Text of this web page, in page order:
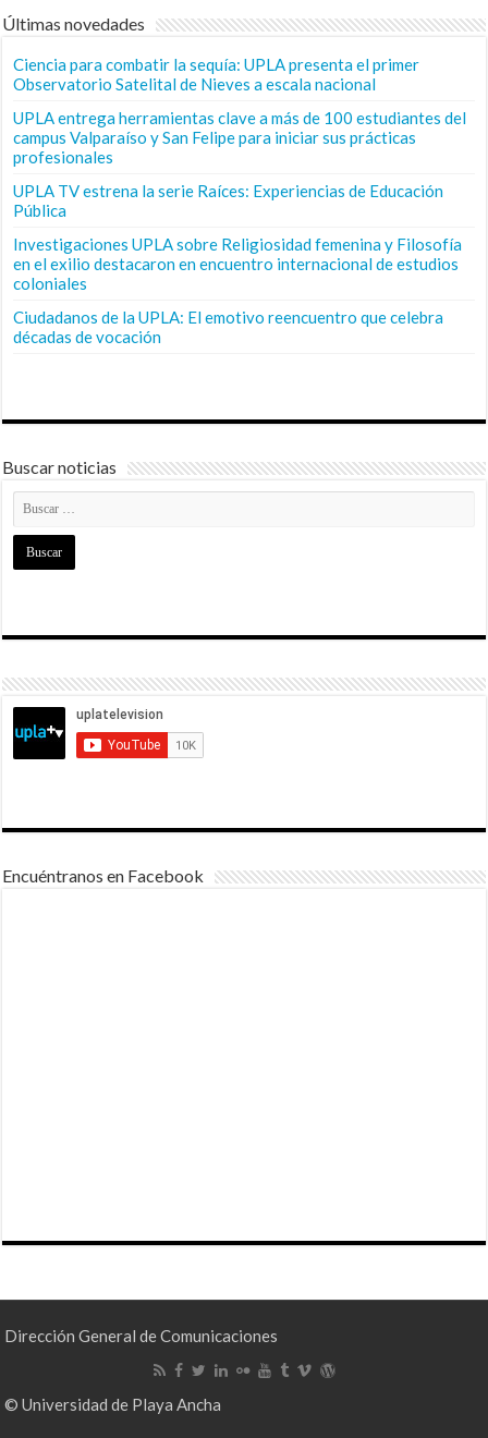
Últimas novedades
Ciencia para combatir la sequía: UPLA presenta el primer
Observatorio Satelital de Nieves a escala nacional
UPLA entrega herramientas clave a más de 100 estudiantes del
campus Valparaíso y San Felipe para iniciar sus prácticas
profesionales
UPLA TV estrena la serie Raíces: Experiencias de Educación
Pública
Investigaciones UPLA sobre Religiosidad femenina y Filosofía
en el exilio destacaron en encuentro internacional de estudios
coloniales
Ciudadanos de la UPLA: El emotivo reencuentro que celebra
décadas de vocación
Buscar noticias
Encuéntranos en Facebook
Dirección General de Comunicaciones
© Universidad de Playa Ancha